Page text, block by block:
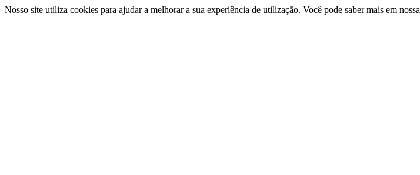
Nosso site utiliza cookies para ajudar a melhorar a sua experiência de utilização. Você pode saber mais em nossa